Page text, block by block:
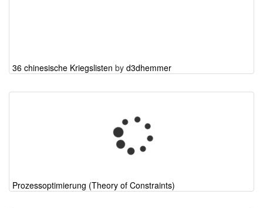
36 chinesische Kriegslisten by d3dhemmer
Prozessoptimierung (Theory of Constraints)